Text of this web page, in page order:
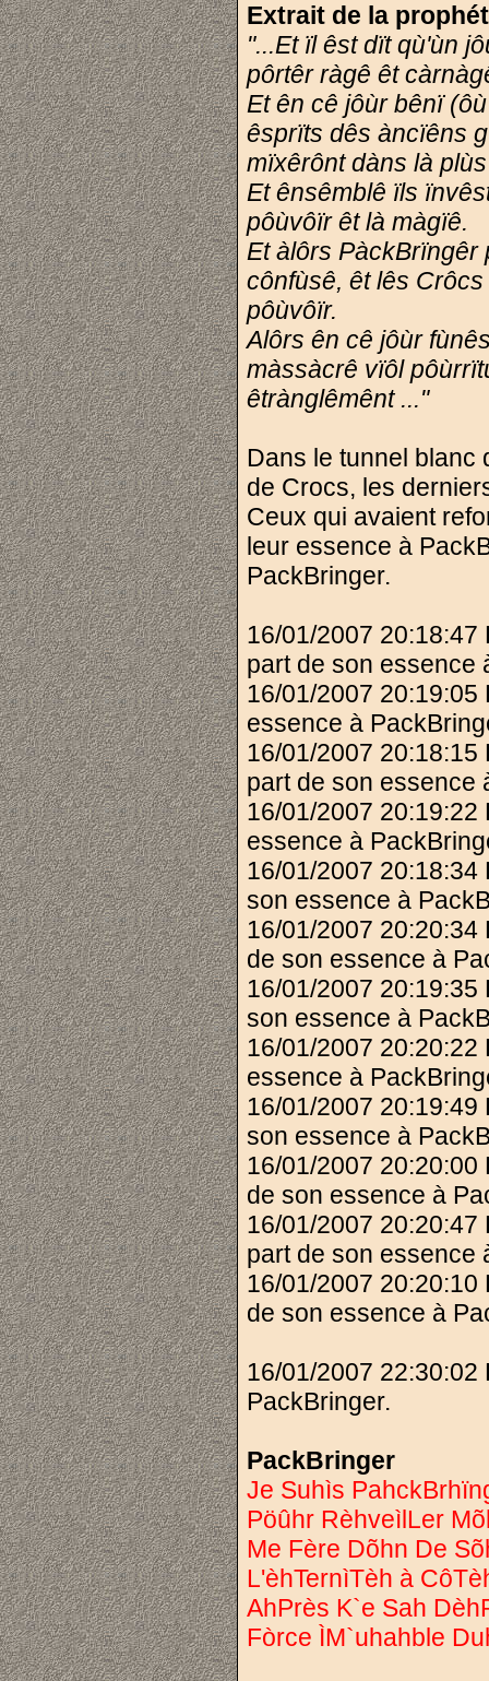
Extrait de la
"...Et ïl êst dït qù'ùn
pôrtêr ràgê êt
Et ên cê jôùr bênï
êsprïts dês àncïêns
mïxêrônt dàns là
Et ênsêmblê ïls
pôùvôïr êt là màgïê.
Et àlôrs
cônfùsê, êt lês
pôùvôïr.
Alôrs ên cê jôùr
màssàcrê vïôl
êtrànglêmênt ..."
Dans le tunnel blanc
de Crocs, les
Ceux qui avaient
leur essence à
PackBringer.
16/01/2007 20:18:47
part de son essence
16/01/2007
essence à
16/01/2007
part de son essence
16/01/2007
essence à
16/01/2007
son essence à
16/01/2007
de son essence à
16/01/2007
son essence à
16/01/2007 20:20:22
essence à
16/01/2007
son essence à
16/01/2007
de son essence à
16/01/2007
part de son essence
16/01/2007 20:20:10
de son essence à
16/01/2007
PackBringer.
PackBringer
Je Suhìs
Pöûhr RèhveìlLer
Me Fère Dõhn De
L'èhTernìTèh à
AhPrès K`e Sah
Fòrce ÌM`uhahble